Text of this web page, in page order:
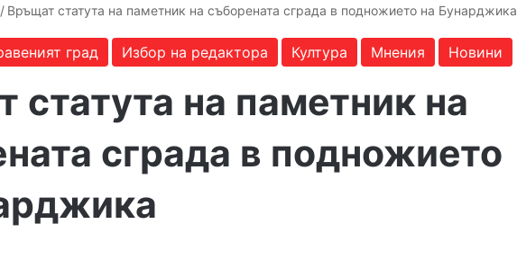
/ Връщат статута на паметник на съборената сграда в подножието на Бунарджика
град Избор на редактора Култура Мнения Новини
статута на паметник на
сграда в подножието